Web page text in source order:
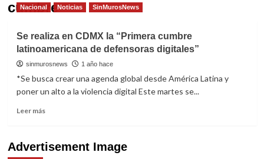
cumbre
Nacional Noticias SinMurosNews
Se realiza en CDMX la “Primera cumbre
latinoamericana de defensoras digitales”
sinmurosnews 1 año hace
*Se busca crear una agenda global desde América Latina y
poner un alto a la violencia digital Este martes se...
Leer másRead
Se
realiza
Advertisement Image